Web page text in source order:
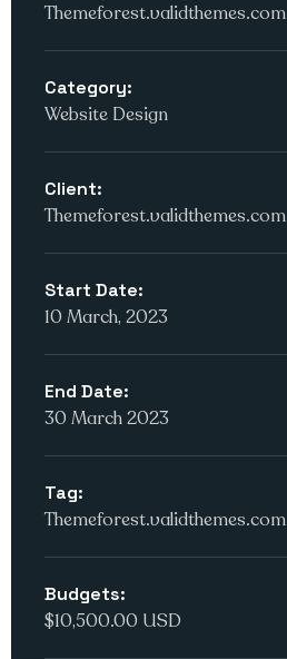
Themeforest.validthemes.com
Category:
Website Design
Client:
Themeforest.validthemes.com
Start Date:
10 March, 2023
End Date:
30 March 2023
Tag:
Themeforest.validthemes.com
Budgets:
$10,500.00 USD